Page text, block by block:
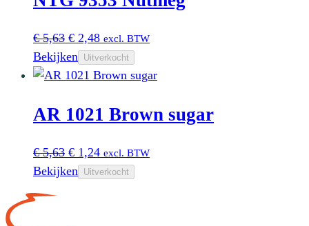
€5,63 Oorspronkelijke
prijs
was:
€ 2,48Huidige
prijs
is:
excl. BTW
Bekijken Uitverkocht
AR 1021 Brown sugar
€5,63 Oorspronkelijke
prijs
€ 1,24Huidige
prijs
excl. BTW
Bekijken Uitverkocht